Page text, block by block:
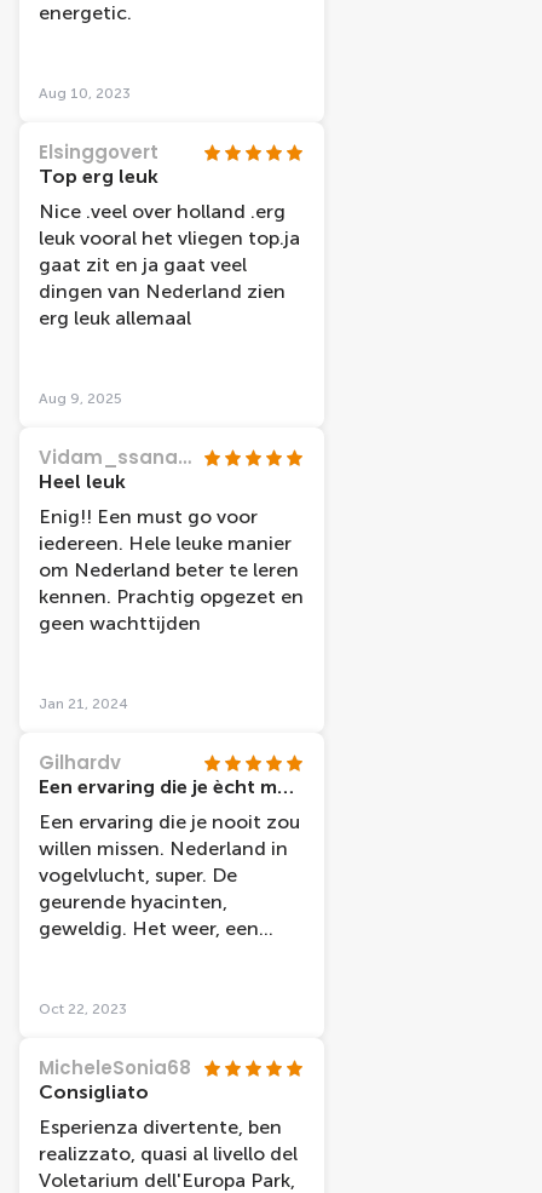
energetic.
Aug 10, 2023
Elsinggovert
Top erg leuk
Nice .veel over holland .erg
leuk vooral het vliegen top.ja
gaat zit en ja gaat veel
dingen van Nederland zien
erg leuk allemaal
Aug 9, 2025
Vidam_ssanah2020
Heel leuk
Enig!! Een must go voor
iedereen. Hele leuke manier
om Nederland beter te leren
kennen. Prachtig opgezet en
geen wachttijden
Jan 21, 2024
Gilhardv
Een ervaring die je ècht moet ondergaan.
Een ervaring die je nooit zou
willen missen. Nederland in
vogelvlucht, super. De
geurende hyacinten,
geweldig. Het weer, een
leggen. Echt een Aanrader
engte, hoogte, diepte,
ruimte vrees heeft. Uitleg is
zeer helder en zeer
vriendelijk en grappig
personeel.
Oct 22, 2023
MicheleSonia68
Consigliato
Esperienza divertente, ben
realizzato, quasi al livello del
Voletarium dell'Europa Park,